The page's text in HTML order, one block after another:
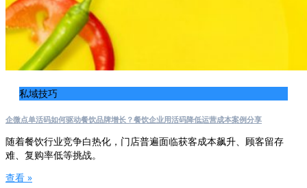
私域技巧
企微点单活码如何驱动餐饮品牌增长？餐饮企业用活码降低运营成本案例分享
随着餐饮行业竞争白热化，门店普遍面临获客成本飙升、顾客留存
难、复购率低等挑战。
查看 »